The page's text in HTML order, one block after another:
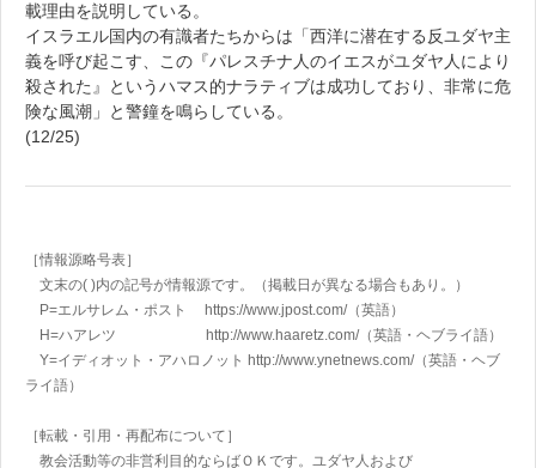
載理由を説明している。
イスラエル国内の有識者たちからは「西洋に潜在する反ユダヤ主
義を呼び起こす、この『パレスチナ人のイエスがユダヤ人により
殺された』というハマス的ナラティブは成功しており、非常に危
険な風潮」と警鐘を鳴らしている。
(12/25)
［情報源略号表］
文末の( )内の記号が情報源です。（掲載日が異なる場合もあり。）
P=エルサレム・ポスト https://www.jpost.com/（英語）
H=ハアレツ http://www.haaretz.com/（英語・ヘブライ語）
Y=イディオット・アハロノット http://www.ynetnews.com/（英語・ヘブ
ライ語）
［転載・引用・再配布について］
教会活動等の非営利目的ならばＯＫです。ユダヤ人および